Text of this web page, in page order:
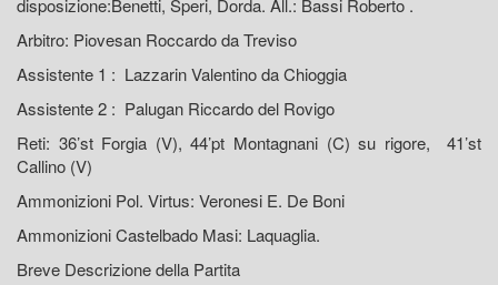
disposizione:Benetti, Speri, Dorda. All.: Bassi Roberto .
Arbitro: Piovesan Roccardo da Treviso
Assistente 1 : Lazzarin Valentino da Chioggia
Assistente 2 : Palugan Riccardo del Rovigo
Reti: 36’st Forgia (V), 44’pt Montagnani (C) su rigore, 41’st
Callino (V)
Ammonizioni Pol. Virtus: Veronesi E. De Boni
Ammonizioni Castelbado Masi: Laquaglia.
Breve Descrizione della Partita